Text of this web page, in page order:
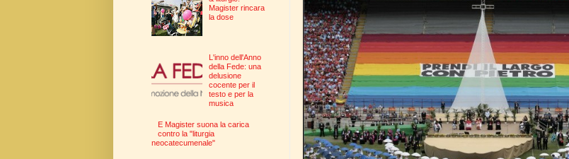
Magister rincara
la dose
L'inno dell'Anno
della Fede: una
delusione
cocente per il
testo e per la
musica
E Magister suona la carica
contro la "liturgia
neocatecumenale"